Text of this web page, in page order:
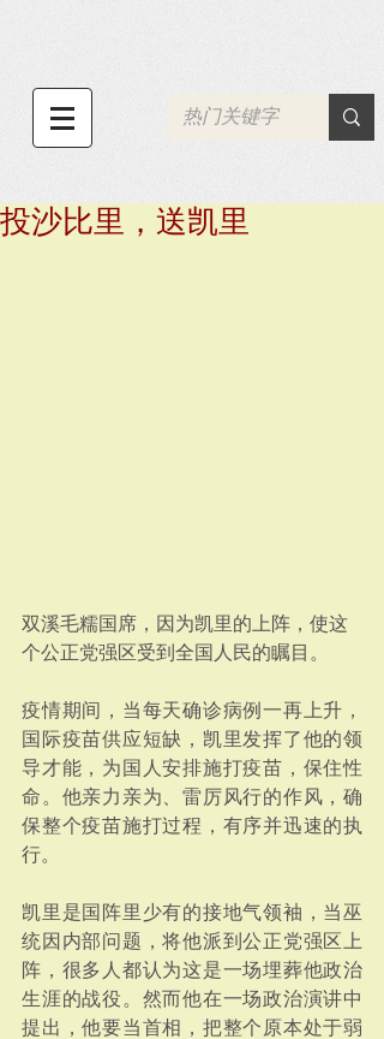
投沙比里，送凯里
双溪毛糯国席，因为凯里的上阵，使这
个公正党强区受到全国人民的瞩目。
疫情期间，当每天确诊病例一再上升，
国际疫苗供应短缺，凯里发挥了他的领
导才能，为国人安排施打疫苗，保住性
命。他亲力亲为、雷厉风行的作风，确
保整个疫苗施打过程，有序并迅速的执
行。
凯里是国阵里少有的接地气领袖，当巫
统因内部问题，将他派到公正党强区上
阵，很多人都认为这是一场埋葬他政治
生涯的战役。然而他在一场政治演讲中
提出，他要当首相，把整个原本处于弱